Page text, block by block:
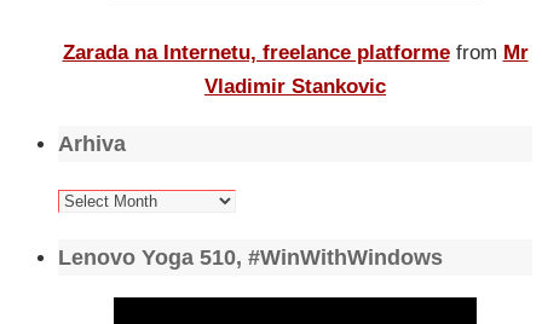
Zarada na Internetu, freelance platforme from Mr
Vladimir Stankovic
Arhiva
Arhiva
Lenovo Yoga 510, #WinWithWindows